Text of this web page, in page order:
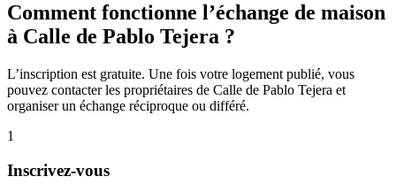
Comment fonctionne l’échange de maison
à Calle de Pablo Tejera ?
L’inscription est gratuite. Une fois votre logement publié, vous
pouvez contacter les propriétaires de Calle de Pablo Tejera et
organiser un échange réciproque ou différé.
1
Inscrivez-vous